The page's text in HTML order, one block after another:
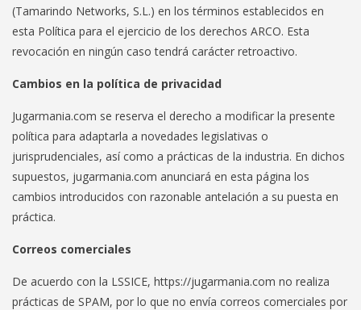
(Tamarindo Networks, S.L.) en los términos establecidos en
esta Política para el ejercicio de los derechos ARCO. Esta
revocación en ningún caso tendrá carácter retroactivo.
Cambios en la política de privacidad
Jugarmania.com se reserva el derecho a modificar la presente
política para adaptarla a novedades legislativas o
jurisprudenciales, así como a prácticas de la industria. En dichos
supuestos, jugarmania.com anunciará en esta página los
cambios introducidos con razonable antelación a su puesta en
práctica.
Correos comerciales
De acuerdo con la LSSICE, https://jugarmania.com no realiza
prácticas de SPAM, por lo que no envía correos comerciales por